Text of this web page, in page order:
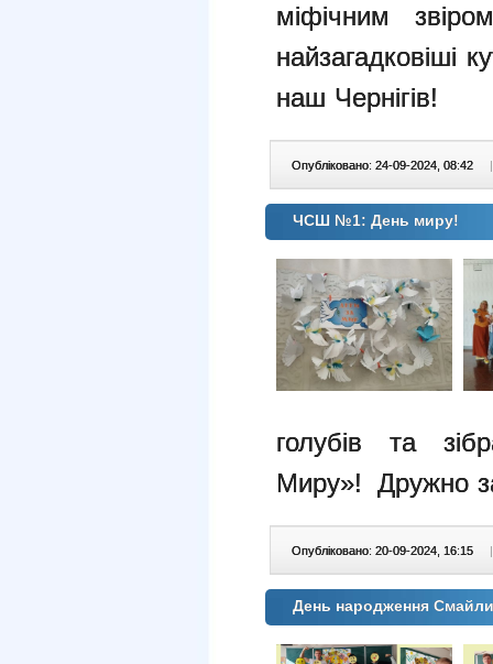
міфічним
найзагадковіші
наш Чернігів!
Опубліковано: 24-09-2024, 08:42 |
ЧСШ №1: День миру!
голубів та
Миру»! Дружно
Опубліковано: 20-09-2024, 16:15 |
День народження